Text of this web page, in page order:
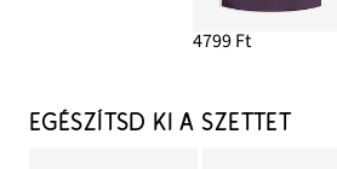
4799 Ft
EGÉSZÍTSD KI A SZETTET